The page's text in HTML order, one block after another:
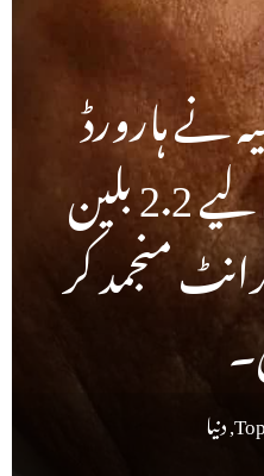
نے ہارورڈ
یونیورسٹی کے لیے 2.2 بلین
منجمد کر
,دنیا